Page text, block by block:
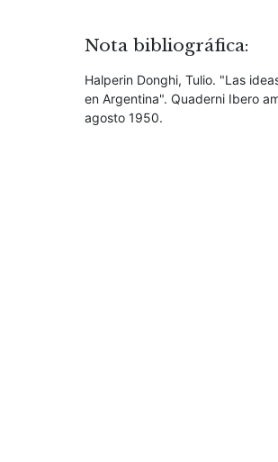
Nota bibliográfica:
Halperin Donghi, Tulio. "Las
en Argentina". Quaderni Ibero
agosto 1950.